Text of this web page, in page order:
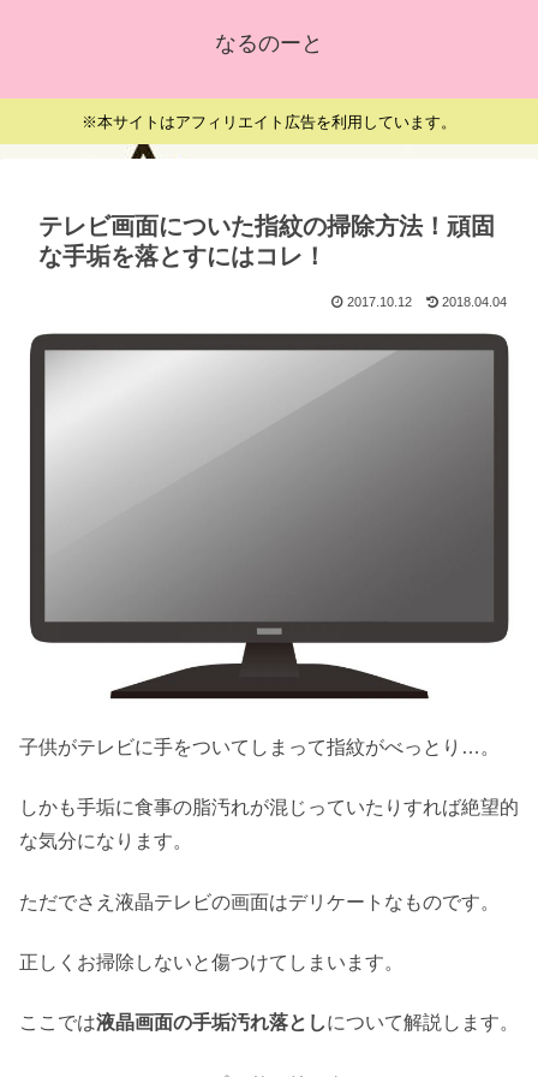
なるのーと
※本サイトはアフィリエイト広告を利用しています。
テレビ画面についた指紋の掃除方法！頑固
な手垢を落とすにはコレ！
2017.10.12 2018.04.04
子供がテレビに手をついてしまって指紋がべっとり…。
しかも手垢に食事の脂汚れが混じっていたりすれば絶望的
な気分になります。
ただでさえ液晶テレビの画面はデリケートなものです。
正しくお掃除しないと傷つけてしまいます。
ここでは液晶画面の手垢汚れ落としについて解説します。